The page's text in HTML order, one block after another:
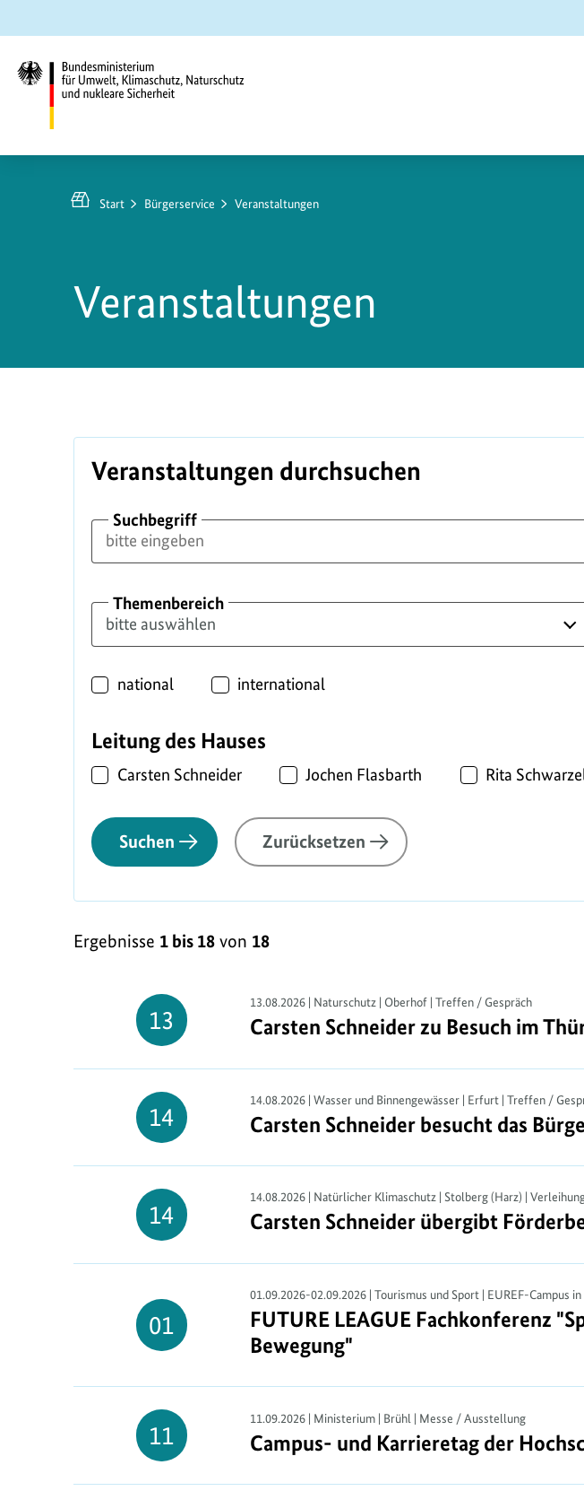
Hauptinhalt
springen
Suche
springen
Hauptnavigation
springen
Umwelt,
Klimaschutz,
nukleare
Sicherheit
Start Bürgerservice Veranstaltungen
Veranstaltungen
Veranstaltungen durchsuchen
Suchbegriff
Themenbereich
Standort
national international
Leitung des Hauses
Carsten Schneider Jochen Flasbarth Rita
Suchen Zurücksetzen
i
n
s
h
Ergebnisse 1 bis 18 von 18
13
13.
13.08.2026 | Naturschutz | Oberhof | Treffen / Gespräch
Carsten Schneider zu Besuch im
Carsten Schneider zu Besuch im
14
14.
14.08.2026 | Wasser und Binnengewässer | Erfurt | Treffen /
Carsten Schneider besucht das
Carsten Schneider besucht das
14
14.
14.08.2026 | Natürlicher Klimaschutz | Stolberg (Harz) |
Carsten Schneider übergibt
Carsten Schneider übergibt
01
01.
01.09.2026-02.09.2026 | Tourismus und Sport | EUREF-Campus
FUTURE LEAGUE Fachkonferenz
FUTURE LEAGUE Fachkonferenz
Bewegung"
11
11.
11.09.2026 | Ministerium | Brühl | Messe / Ausstellung
Campus- und Karrieretag der
Campus- und Karrieretag der